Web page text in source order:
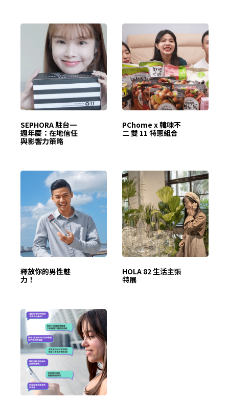
SEPHORA 駐台一
週年慶：在地信任
與影響力策略
PChome x 韓味不
二 雙 11 特惠組合
釋放你的男性魅
力！
HOLA 82 生活主張
特展